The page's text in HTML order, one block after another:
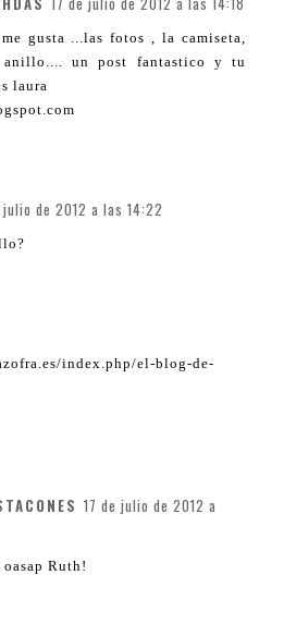
gusta ...las fotos , la camiseta,
anillo.... un post fantastico y tu
laura
julio de 2012 a las 14:22
index.php/el-blog-de-
17 de julio de 2012 a
Ruth!